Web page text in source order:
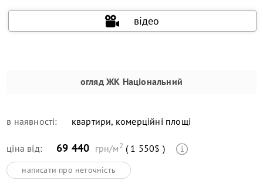
відео
оглядЖК Національний
в наявності: квартири, комерційні площі
ціна від: 69 440 грн/м2 ( 1 550$ )
написати про неточність